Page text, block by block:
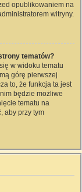
opublikowaniem na
witryny.
tematów?
w widoku tematu
górę pierwszej
to, że funkcja ta jest
będzie możliwe
tematu na
aby przy tym